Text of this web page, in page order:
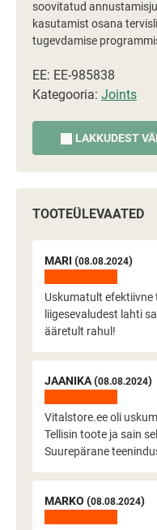
soovitatud
kasutamist osana
tugevdamise
EE: EE-985838
Kategooria: Joints
LAKKUDEST
TOOTEÜLEVAATED
MARI (08.08.2024)
Uskumatult efektiivne
liigesevaludest lahti
ääretult rahul!
JAANIKA (08.08.2024)
Vitalstore.ee oli
Tellisin toote ja sain
Suurepärane
MARKO (08.08.2024)